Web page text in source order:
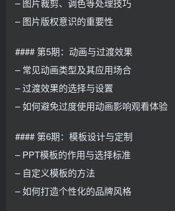
– 图片裁剪、调色等处理技巧
– 图片版权意识的重要性
#### 第5期：动画与过渡效果
– 常见动画类型及其应用场合
– 过渡效果的选择与设置
– 如何避免过度使用动画影响观看体验
#### 第6期：模板设计与定制
– PPT模板的作用与选择标准
– 自定义模板的方法
– 如何打造个性化的品牌风格